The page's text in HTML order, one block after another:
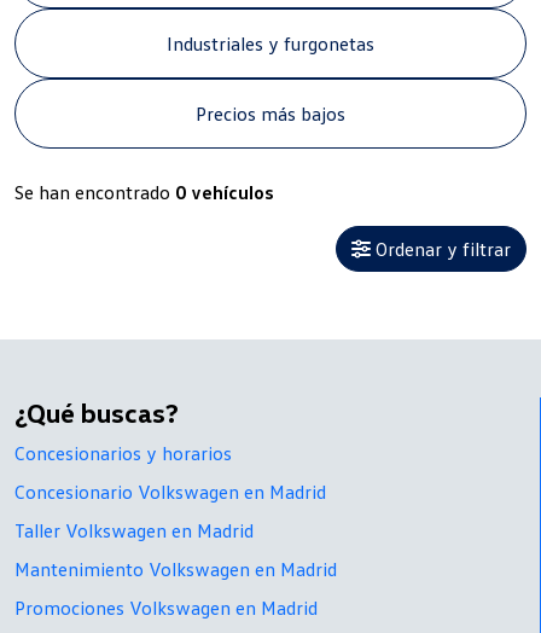
Industriales y furgonetas
Precios más bajos
Se han encontrado 0 vehículos
Ordenar y filtrar
¿Qué buscas?
Concesionarios y horarios
Concesionario Volkswagen en Madrid
Taller Volkswagen en Madrid
Mantenimiento Volkswagen en Madrid
Promociones Volkswagen en Madrid